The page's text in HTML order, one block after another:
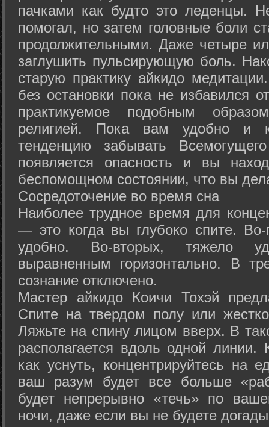
пачками как будто это леденцы.
помогал, но затем головные боли
продолжительными. Даже четыре
заглушить пульсирующую боль.
старую практику айкидо
без остановки пока не избавился
практикуемое подобным
религией. Пока вам удобно и
тенденцию забывать
появляется опасность и вы
беспомощном состоянии, что вы
Сосредоточение во время сна
Наиболее трудное время для
— это когда вы глубоко спите.
удобно. Во-вторых, тяжело
выравненным горизонтально. В
сознание отключено.
Мастер айкидо Коичи Тохэй
Спите на твердом полу или
Ляжьте на спину лицом вверх. В
располагается вдоль одной
как уснуть, концентрируйтесь на
ваш разум будет все больше
будет непрерывно «течь» по
ночи, даже если вы не будете